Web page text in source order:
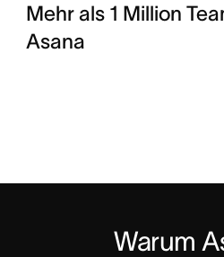
Mehr als 1 Million
Asana
Warum